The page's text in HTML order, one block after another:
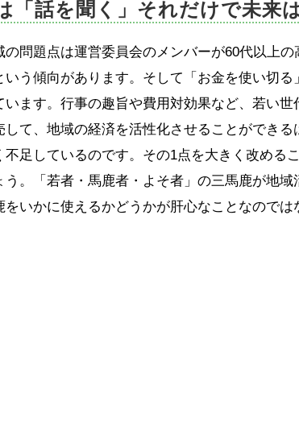
「話を聞く」それだけで未来
の問題点は運営委員会のメンバーが60代以上
いう傾向があります。そして「お金を使い切
います。行事の趣旨や費用対効果など、若い
して、地域の経済を活性化させることができ
不足しているのです。その1点を大きく改める
う。「若者・馬鹿者・よそ者」の三馬鹿が地
をいかに使えるかどうかが肝心なことなのでは